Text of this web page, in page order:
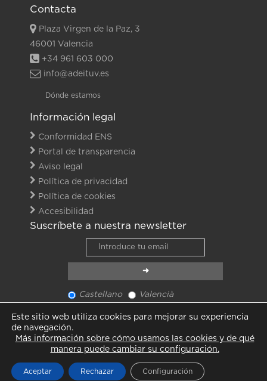
Contacta
Plaza Virgen de la Paz, 3
46001 Valencia
+34 961 603 000
info@adeituv.es
Dónde estamos
Información legal
Conformidad ENS
Portal de transparencia
Aviso legal
Política de privacidad
Política de cookies
Accesibilidad
Suscríbete a nuestra newsletter
Castellano Valencià
Ver último newsletter
Este sitio web utiliza cookies para mejorar su experiencia
de navegación.
Más información sobre cómo usamos las cookies y de qué
manera puede cambiar su configuración.
Aceptar Rechazar Configuración